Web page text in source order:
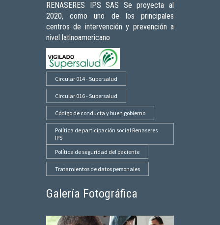
RENASERES IPS SAS Se proyecta al
2020, como uno de los principales
centros de intervención y prevención a
nivel latinoamericano
Circular 014 - Supersalud
Circular 016 - Supersalud
Código de conducta y buen gobierno
Política de participación social Renaseres
IPS
Política de seguridad del paciente
Tratamientos de datos personales
Galería Fotográfica